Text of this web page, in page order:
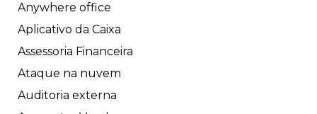
Anywhere office
Aplicativo da Caixa
Assessoria Financeira
Ataque na nuvem
Auditoria externa